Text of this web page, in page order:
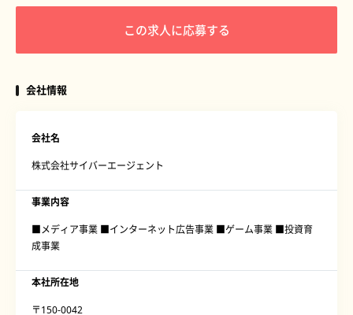
この求人に応募する
会社情報
会社名
株式会社サイバーエージェント
事業内容
■メディア事業 ■インターネット広告事業 ■ゲーム事業 ■投資育
成事業
本社所在地
〒150-0042